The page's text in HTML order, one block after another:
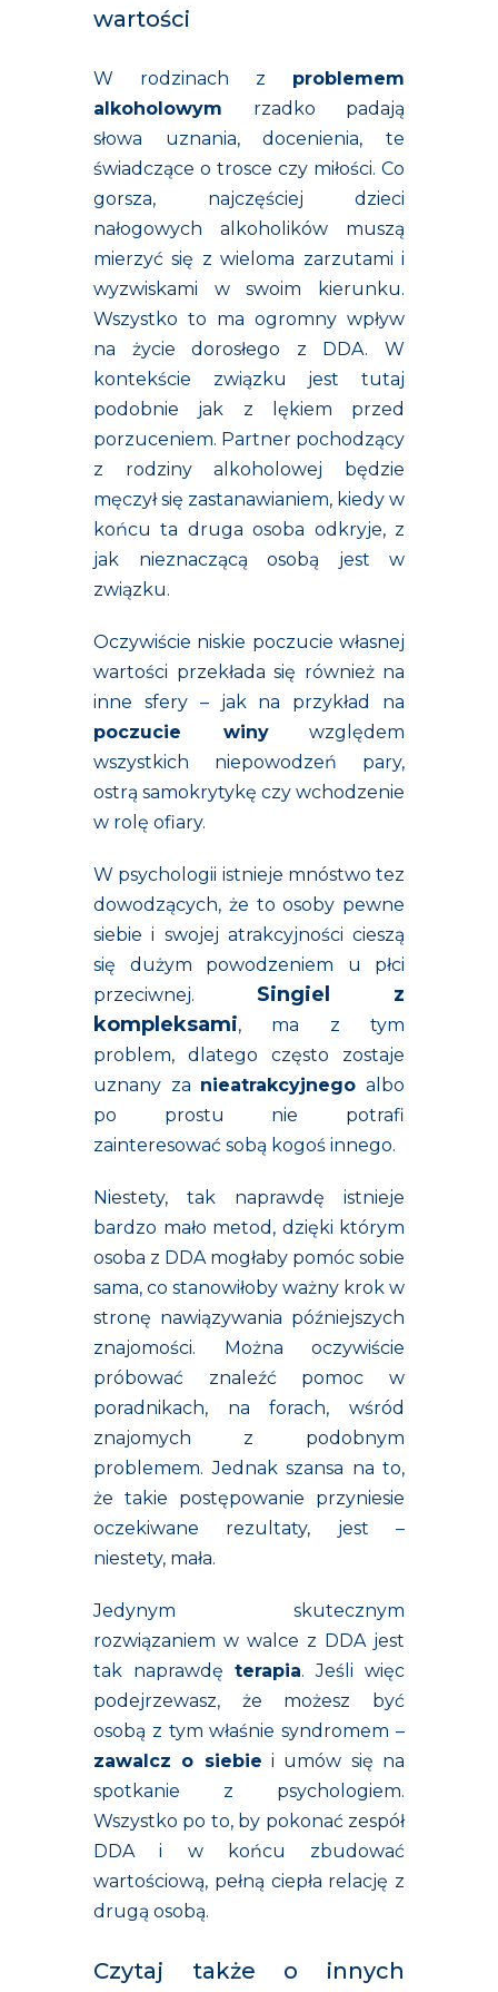
wartości
W rodzinach z problemem
alkoholowym rzadko padają
słowa uznania, docenienia, te
świadczące o trosce czy miłości. Co
gorsza, najczęściej dzieci
nałogowych alkoholików muszą
mierzyć się z wieloma zarzutami i
wyzwiskami w swoim kierunku.
Wszystko to ma ogromny wpływ
na życie dorosłego z DDA. W
kontekście związku jest tutaj
podobnie jak z lękiem przed
porzuceniem. Partner pochodzący
z rodziny alkoholowej będzie
męczył się zastanawianiem, kiedy w
końcu ta druga osoba odkryje, z
jak nieznaczącą osobą jest w
związku.
Oczywiście niskie poczucie własnej
wartości przekłada się również na
inne sfery – jak na przykład na
poczucie winywzględem
wszystkich niepowodzeń pary,
ostrą samokrytykę czy wchodzenie
w rolę ofiary.
W psychologii istnieje mnóstwo tez
dowodzących, że to osoby pewne
siebie i swojej atrakcyjności cieszą
się dużym powodzeniem u płci
przeciwnej. Singiel z
kompleksami, ma z tym
problem, dlatego często zostaje
uznany za nieatrakcyjnego albo
po prostu nie potrafi
zainteresować sobą kogoś innego.
Niestety, tak naprawdę istnieje
bardzo mało metod, dzięki którym
osoba z DDA mogłaby pomóc sobie
sama, co stanowiłoby ważny krok w
stronę nawiązywania późniejszych
znajomości. Można oczywiście
próbować znaleźć pomoc w
poradnikach, na forach, wśród
znajomych z podobnym
problemem. Jednak szansa na to,
że takie postępowanie przyniesie
oczekiwane rezultaty, jest –
niestety, mała.
Jedynym skutecznym
rozwiązaniem w walce z DDA jest
tak naprawdę terapia. Jeśli więc
podejrzewasz, że możesz być
osobą z tym właśnie syndromem –
zawalcz o siebie i umów się na
spotkanie z psychologiem.
Wszystko po to, by pokonać zespół
DDA i w końcu zbudować
wartościową, pełną ciepła relację z
drugą osobą.
Czytaj także o innych